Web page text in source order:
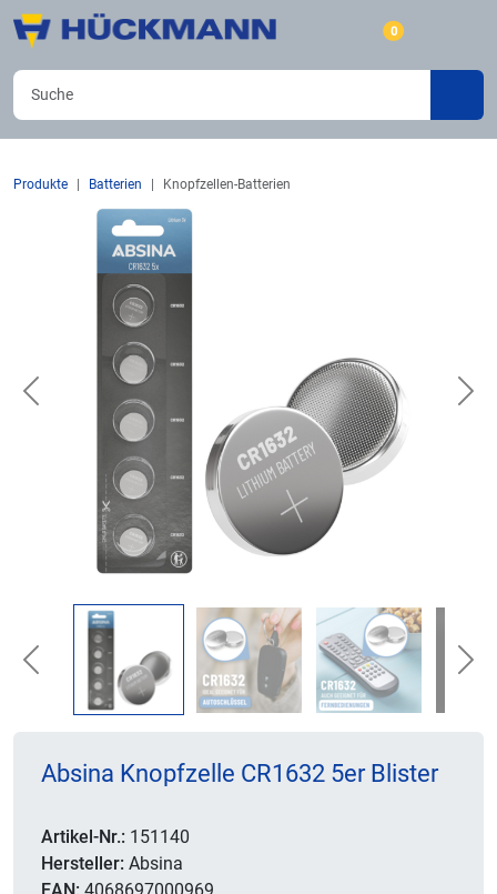
0
Produkte Batterien Knopfzellen-Batterien
Previous
Previous
Absina Knopfzelle CR1632 5er Blister
Artikel-Nr.: 151140
Hersteller: Absina